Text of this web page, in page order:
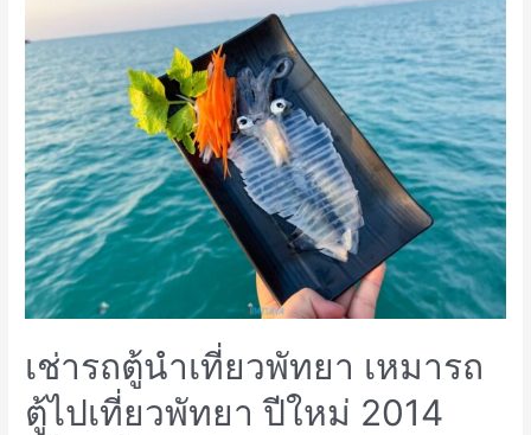
เที่ยว
เกาะ
ช้าง
จ.ตราด
เช่ารถตู้นำเที่ยวพัทยา เหมารถ
ตู้ไปเที่ยวพัทยา ปีใหม่ 2014